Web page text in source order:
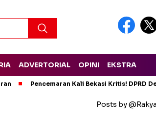
ADVERTORIAL OPINI EKSTRA
Pencemaran Kali Bekasi Kritis! DPRD
Posts by